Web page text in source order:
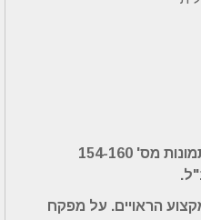
נגרם פגם אסתטי בולט לעין, תמונות מס' 154-160
הראויים. על מפקח